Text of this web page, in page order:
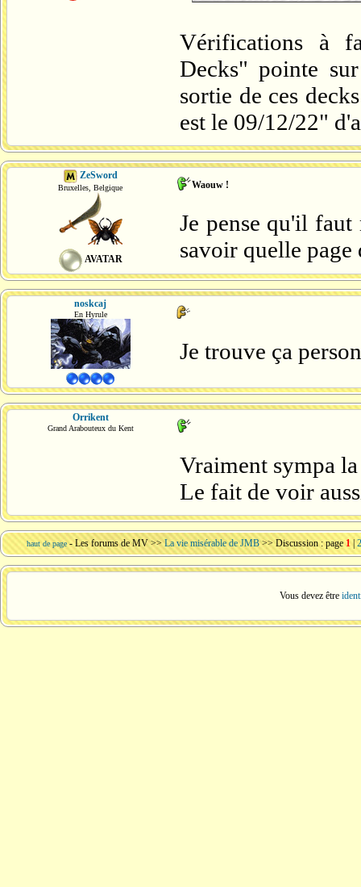
Vérifications à
Decks" pointe
sortie de ces
est le 09/12/22"
ZeSword
Bruxelles, Belgique
AVATAR
Waouw !
Je pense qu'il
savoir quelle
noskcaj
En Hyrule
Je trouve ça
Orrikent
Grand Arabouteux du Kent
Vraiment sympa
Le fait de voir
haut de page -Les forums de MV>>La vie misérable de JMB>> Discussion : page 1 |
Vous devez être